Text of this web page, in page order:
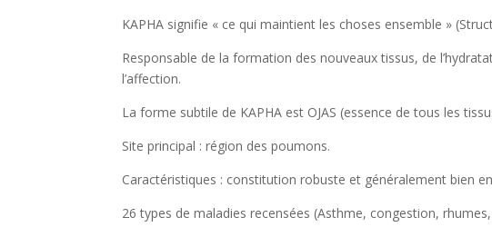
KAPHA signifie « ce qui maintient les choses ensemble »
Responsable de la formation des nouveaux tissus, de
l’affection.
La forme subtile de KAPHA est OJAS (essence de tous les
Site principal : région des poumons.
Caractéristiques : constitution robuste et généralement bien
26 types de maladies recensées (Asthme, congestion,